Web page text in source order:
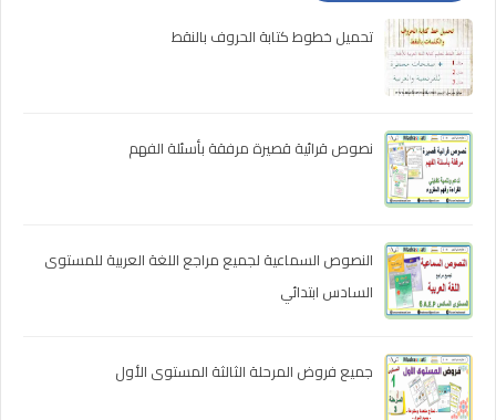
تحميل خطوط كتابة الحروف بالنقط
نصوص قرائية قصيرة مرفقة بأسئلة الفهم
النصوص السماعية لجميع مراجع اللغة العربية للمستوى
السادس ابتدائي
جميع فروض المرحلة الثالثة المستوى الأول